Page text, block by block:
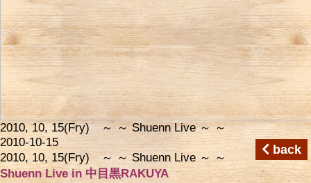
2010, 10, 15(Fry) ～ ～ Shuenn Live ～ ～
2010-10-15
2010, 10, 15(Fry) ～ ～ Shuenn Live ～ ～
back
Shuenn Live in 中目黒RAKUYA